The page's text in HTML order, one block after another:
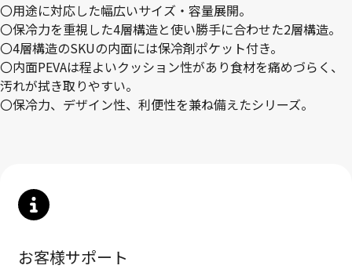
〇用途に対応した幅広いサイズ・容量展開。
〇保冷力を重視した4層構造と使い勝手に合わせた2層構造。
〇4層構造のSKUの内面には保冷剤ポケット付き。
〇内面PEVAは程よいクッション性があり食材を痛めづらく、
汚れが拭き取りやすい。
〇保冷力、デザイン性、利便性を兼ね備えたシリーズ。
お客様サポート